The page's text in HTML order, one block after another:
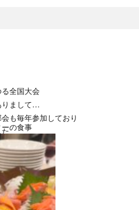
全国大会
まして
も毎年参加しており
の食事